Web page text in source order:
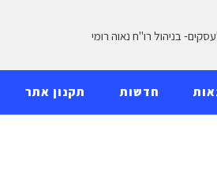
חדשות תקנון אתר